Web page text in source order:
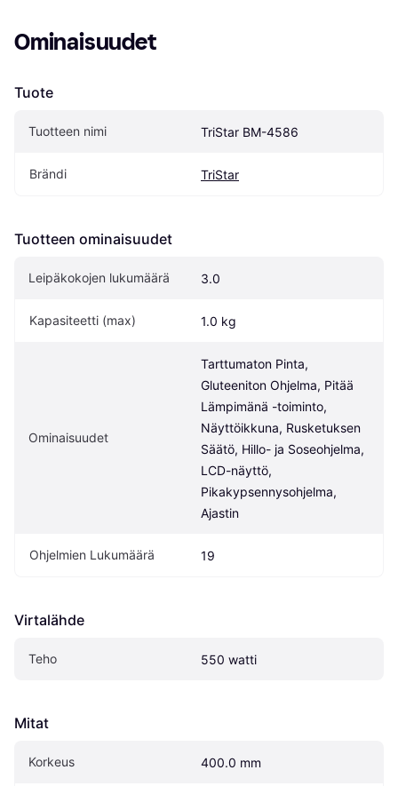
Ominaisuudet
Tuote
Tuotteen nimi TriStar BM-4586
Brändi TriStar
Tuotteen ominaisuudet
Leipäkokojen lukumäärä 3.0
Kapasiteetti (max) 1.0 kg
Ominaisuudet
Tarttumaton Pinta,
Gluteeniton Ohjelma, Pitää
Lämpimänä -toiminto,
Näyttöikkuna, Rusketuksen
Säätö, Hillo- ja Soseohjelma,
LCD-näyttö,
Pikakypsennysohjelma,
Ajastin
Ohjelmien Lukumäärä 19
Virtalähde
Teho 550 watti
Mitat
Korkeus 400.0 mm